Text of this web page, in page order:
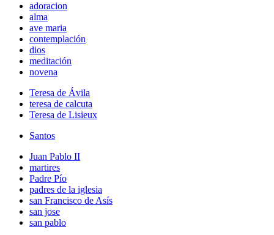
adoracion
alma
ave maria
contemplación
dios
meditación
novena
Teresa de Ávila
teresa de calcuta
Teresa de Lisieux
Santos
Juan Pablo II
martires
Padre Pío
padres de la iglesia
san Francisco de Asís
san jose
san pablo